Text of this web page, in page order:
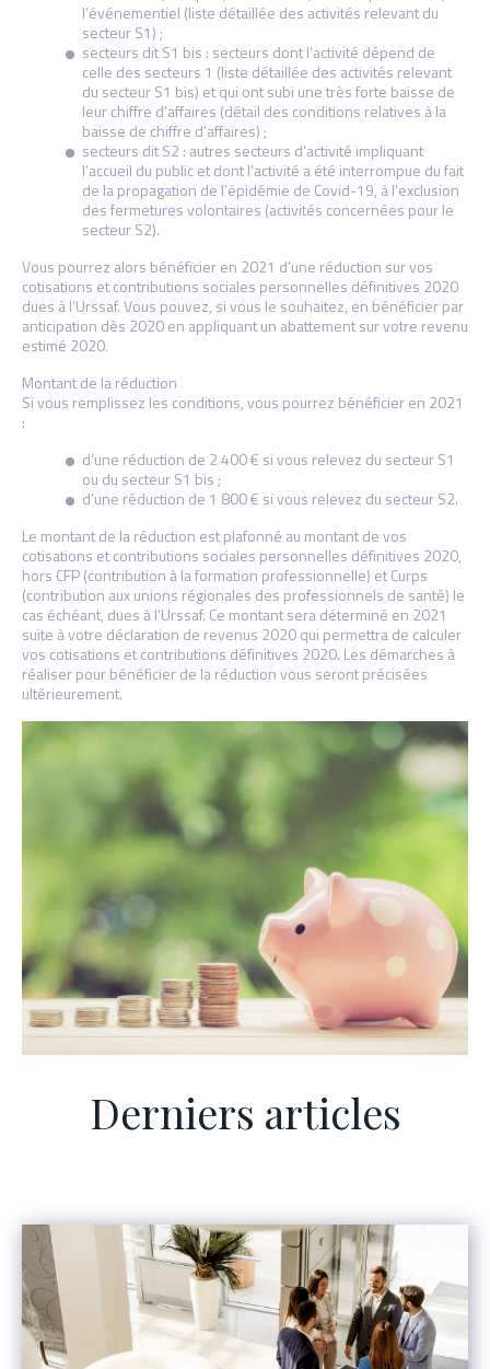
l’événementiel (liste détaillée des activités relevant du
secteur S1) ;
secteurs dit S1 bis : secteurs dont l’activité dépend de
celle des secteurs 1 (liste détaillée des activités relevant
du secteur S1 bis) et qui ont subi une très forte baisse de
leur chiffre d’affaires (détail des conditions relatives à la
baisse de chiffre d’affaires) ;
secteurs dit S2 : autres secteurs d’activité impliquant
l’accueil du public et dont l’activité a été interrompue du fait
de la propagation de l’épidémie de Covid-19, à l’exclusion
des fermetures volontaires (activités concernées pour le
secteur S2).
Vous pourrez alors bénéficier en 2021 d’une réduction sur vos
cotisations et contributions sociales personnelles définitives 2020
dues à l’Urssaf. Vous pouvez, si vous le souhaitez, en bénéficier par
anticipation dès 2020 en appliquant un abattement sur votre revenu
estimé 2020.
Montant de la réduction
Si vous remplissez les conditions, vous pourrez bénéficier en 2021
:
d’une réduction de 2 400 € si vous relevez du secteur S1
ou du secteur S1 bis ;
d’une réduction de 1 800 € si vous relevez du secteur S2.
Le montant de la réduction est plafonné au montant de vos
cotisations et contributions sociales personnelles définitives 2020,
hors CFP (contribution à la formation professionnelle) et Curps
(contribution aux unions régionales des professionnels de santé) le
cas échéant, dues à l’Urssaf. Ce montant sera déterminé en 2021
suite à votre déclaration de revenus 2020 qui permettra de calculer
vos cotisations et contributions définitives 2020. Les démarches à
réaliser pour bénéficier de la réduction vous seront précisées
ultérieurement.
Derniers articles